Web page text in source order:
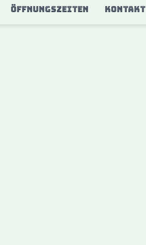
ÖFFNUNGSZEITEN KONTAKT